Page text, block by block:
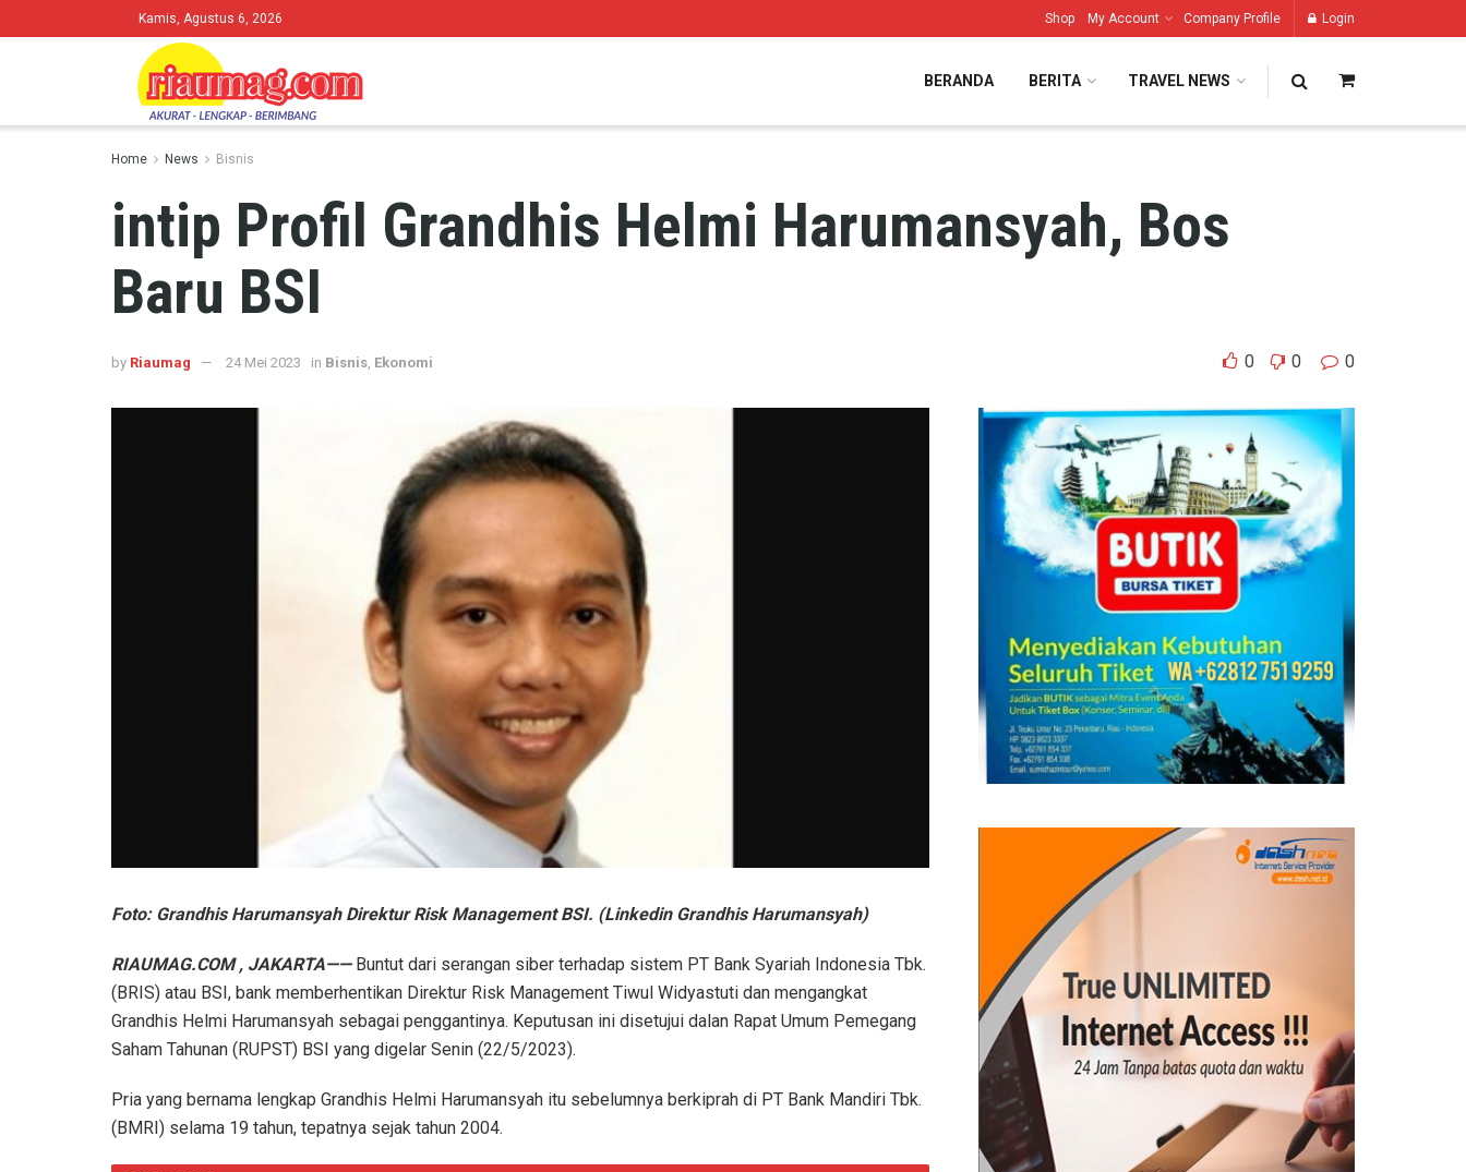
Kamis, Agustus 6, 2026 Shop My Account Company Profile Login
BERANDA BERITA TRAVEL NEWS
Home News Bisnis
intip Profil Grandhis Helmi Harumansyah, Bos
Baru BSI
by Riaumag 24 Mei 2023 in Bisnis Ekonomi 0 0 0
Foto: Grandhis Harumansyah Direktur Risk Management BSI. (Linkedin Grandhis Harumansyah)
RIAUMAG.COM , JAKARTA—— Buntut dari serangan siber terhadap sistem PT Bank Syariah Indonesia Tbk.
(BRIS) atau BSI, bank memberhentikan Direktur Risk Management Tiwul Widyastuti dan mengangkat
Grandhis Helmi Harumansyah sebagai penggantinya. Keputusan ini disetujui dalan Rapat Umum Pemegang
Saham Tahunan (RUPST) BSI yang digelar Senin (22/5/2023).
Pria yang bernama lengkap Grandhis Helmi Harumansyah itu sebelumnya berkiprah di PT Bank Mandiri Tbk.
(BMRI) selama 19 tahun, tepatnya sejak tahun 2004.